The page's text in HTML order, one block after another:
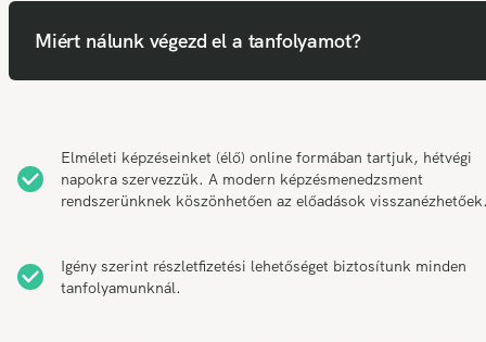
Miért nálunk végezd el a tanfolyamot?
Elméleti képzéseinket (élő) online formában tartjuk, hétvégi
napokra szervezzük. A modern képzésmenedzsment
rendszerünknek köszönhetően az előadások
Igény szerint részletfizetési lehetőséget biztosítunk minden
tanfolyamunknál.